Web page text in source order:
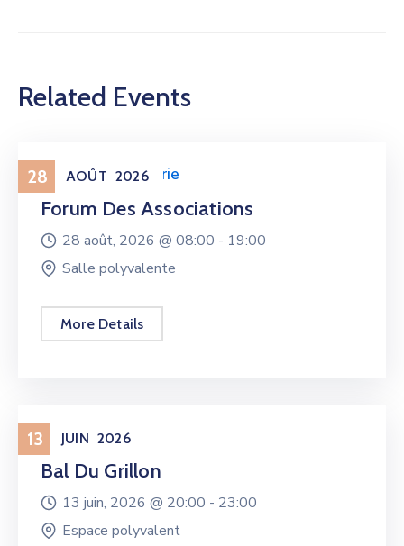
Related Events
28 AOÛT 2026
Associations,Mairie
Forum Des Associations
28 août, 2026 @ 08:00 - 19:00
Salle polyvalente
More Details
13 JUIN 2026
Associations
Bal Du Grillon
13 juin, 2026 @ 20:00 - 23:00
Espace polyvalent